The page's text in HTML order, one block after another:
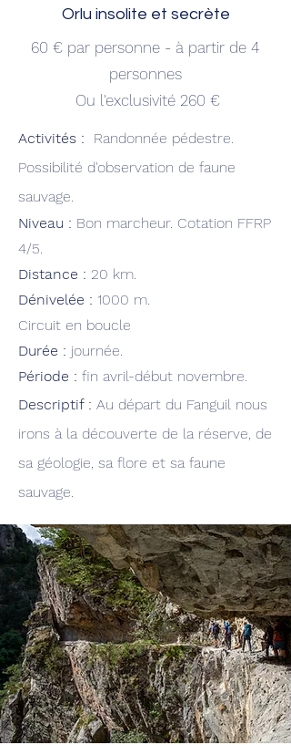
Orlu insolite et secrète
60 € par personne - à partir de 4
personnes
Ou l'exclusivité 260 €
Activités : Randonnée pédestre.
Possibilité d'observation de faune
sauvage.
Niveau : Bon marcheur. Cotation FFRP
4/5.
Distance : 20 km.
Dénivelée : 1000 m.
Circuit en boucle
Durée : journée.
Période : fin avril-début novembre.
Descriptif : Au départ du Fanguil nous
irons à la découverte de la réserve, de
sa géologie, sa flore et sa faune
sauvage.